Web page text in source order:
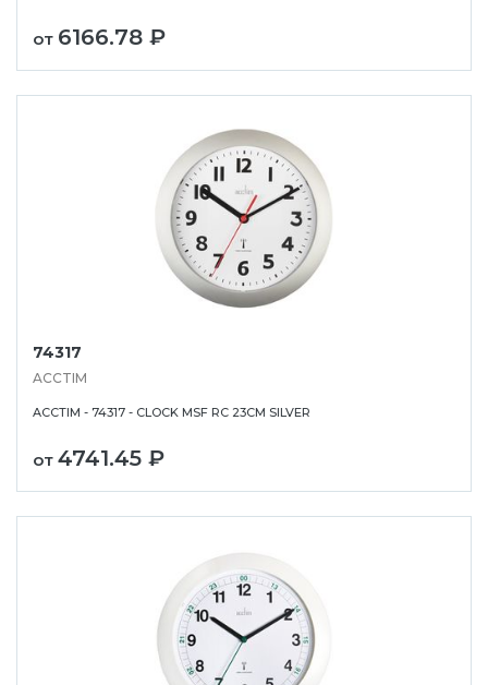
от 6166.78 ₽
74317
ACCTIM
ACCTIM - 74317 - CLOCK MSF RC 23CM SILVER
от 4741.45 ₽